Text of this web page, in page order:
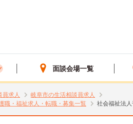
面談会場一覧
員求人
岐阜市の生活相談員求人
・福祉求人・転職・募集一覧
社会福祉法